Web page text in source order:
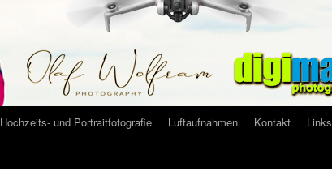
Hochzeits- und Portraitfotografie Luftaufnahmen Kontakt Links